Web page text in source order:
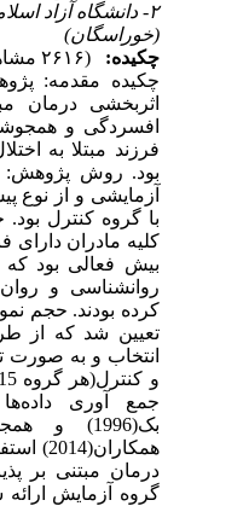
۲- دانشگاه آزاد
(خوراسگان)
چکیده:
چکیده مقدمه:
اثربخشی درمان
افسردگی و
فرزند مبتلا به
بود. روش پژوهش:
آزمایشی و از نوع
با گروه کنترل
کلیه مادران دارای
روانشناسی و
کرده بودند. حجم
تعیین شد که از
انتخاب و به صورت
و
جمع آوری
بک(1996) و
گروه آزمایش ارائه